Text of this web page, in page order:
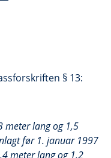
§ 13:
meter lang og 1,5
før 1. januar 1997
meter lang og 1,2